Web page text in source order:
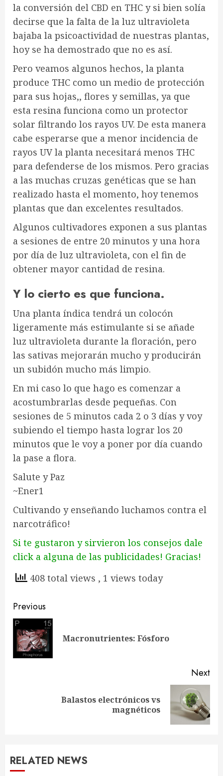
la conversión del CBD en THC y si bien solía
decirse que la falta de la luz ultravioleta
bajaba la psicoactividad de nuestras plantas,
hoy se ha demostrado que no es así.
Pero veamos algunos hechos, la planta
produce THC como un medio de protección
para sus hojas,, flores y semillas, ya que
esta resina funciona como un protector
solar filtrando los rayos UV. De esta manera
cabe esperarse que a menor incidencia de
rayos UV la planta necesitará menos THC
para defenderse de los mismos. Pero gracias
a las muchas cruzas genéticas que se han
realizado hasta el momento, hoy tenemos
plantas que dan excelentes resultados.
Algunos cultivadores exponen a sus plantas
a sesiones de entre 20 minutos y una hora
por día de luz ultravioleta, con el fin de
obtener mayor cantidad de resina.
Y lo cierto es que funciona.
Una planta índica tendrá un colocón
ligeramente más estimulante si se añade
luz ultravioleta durante la floración, pero
las sativas mejorarán mucho y producirán
un subidón mucho más limpio.
En mi caso lo que hago es comenzar a
acostumbrarlas desde pequeñas. Con
sesiones de 5 minutos cada 2 o 3 días y voy
subiendo el tiempo hasta lograr los 20
minutos que le voy a poner por día cuando
la pase a flora.
Salute y Paz
~Ener1
Cultivando y enseñando luchamos contra el
narcotráfico!
Si te gustaron y sirvieron los consejos dale
click a alguna de las publicidades! Gracias!
408 total views , 1 views today
Continue
Reading
Previous
Macronutrientes: Fósforo
Next
Balastos electrónicos vs
magnéticos
RELATED NEWS